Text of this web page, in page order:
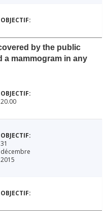
by the public
a mammogram in any
20.00
31
décembre
2015